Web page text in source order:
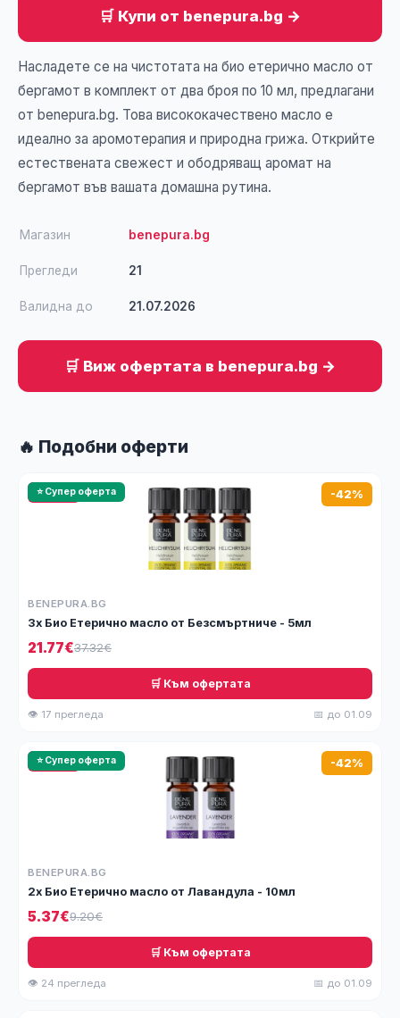
🛒 Купи от benepura.bg →
Насладете се на чистотата на био етерично масло от
бергамот в комплект от два броя по 10 мл, предлагани
от benepura.bg. Това висококачествено масло е
идеално за аромотерапия и природна грижа. Открийте
естествената свежест и ободряващ аромат на
бергамот във вашата домашна рутинa.
Магазин benepura.bg
Прегледи 21
Валидна до 21.07.2026
🛒 Виж офертата в benepura.bg →
🔥 Подобни оферти
🔥 HOT
⭐ Супер оферта -42%
BENEPURA.BG
3x Био Етерично масло от Безсмъртниче - 5мл
21.77€37.32€
🛒 Към офертата
👁 17 прегледа 📅 до 01.09
🔥 HOT
⭐ Супер оферта -42%
BENEPURA.BG
2x Био Етерично масло от Лавандула - 10мл
5.37€9.20€
🛒 Към офертата
👁 24 прегледа 📅 до 01.09